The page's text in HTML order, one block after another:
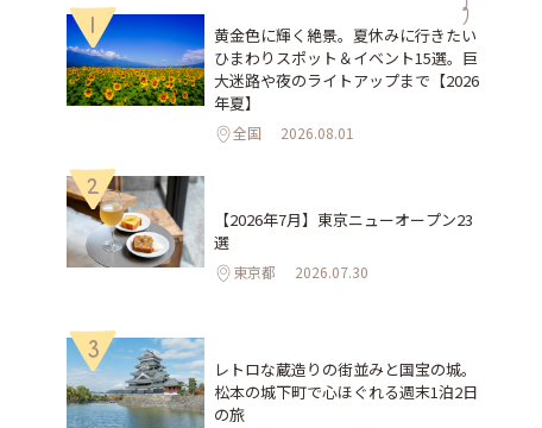
1
黄金色に輝く絶景。夏休みに行きたい
ひまわりスポット＆イベント15選。巨
大迷路や夜のライトアップまで【2026
年夏】
全国 2026.08.01
2
【2026年7月】東京ニューオープン23
選
東京都 2026.07.30
3
レトロな蔵造りの街並みと国宝の城。
松本の城下町で心ほぐれる週末1泊2日
の旅